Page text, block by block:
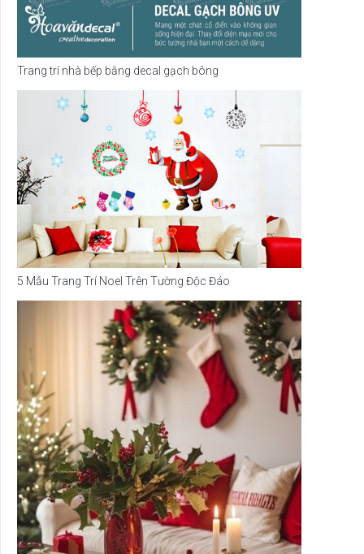
Trang trí nhà bếp bằng decal gạch bông
5 Mẫu Trang Trí Noel Trên Tường Độc Đáo